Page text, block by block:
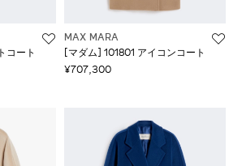
コート
MAX MARA
[マダム] 101801 アイコンコート
¥707,300